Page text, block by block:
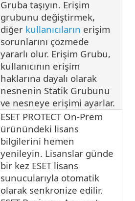
Gruba taşıyın. Erişim
grubunu değiştirmek,
diğer kullanıcıların erişim
sorunlarını çözmede
yararlı olur. Erişim Grubu,
kullanıcının erişim
haklarına dayalı olarak
nesnenin Statik Grubunu
ve nesneye erişimi ayarlar.
ESET PROTECT On-Prem
ürünündeki lisans
bilgilerini hemen
yenileyin. Lisanslar günde
bir kez ESET lisans
sunucularıyla otomatik
olarak senkronize edilir.